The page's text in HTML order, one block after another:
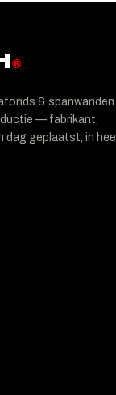
®
& spanwanden
— fabrikant,
dag geplaatst, in heel